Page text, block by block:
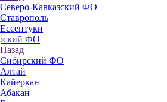
Северо-Кавказский ФО
Ставрополь
Ессентуки
ФО
Назад
Сибирский ФО
Алтай
Кайеркан
Абакан